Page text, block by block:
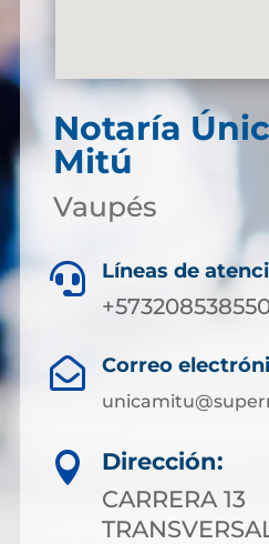
Notaría
Mitú
Vaupés
 Líneas de
 Correo

Dirección:
CARRERA 13